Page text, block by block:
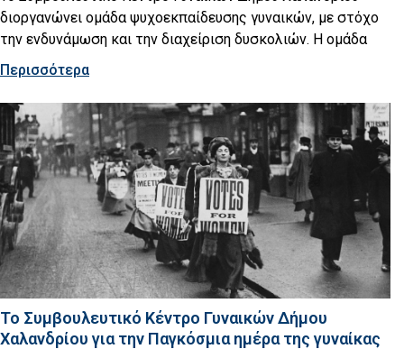
διοργανώνει ομάδα ψυχοεκπαίδευσης γυναικών, με στόχο
την ενδυνάμωση και την διαχείριση δυσκολιών. Η ομάδα
Περισσότερα
Το Συμβουλευτικό Κέντρο Γυναικών Δήμου
Χαλανδρίου για την Παγκόσμια ημέρα της γυναίκας